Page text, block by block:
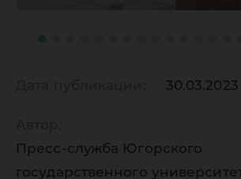
30.03.2023
Пресс-служба Югорского
государственного